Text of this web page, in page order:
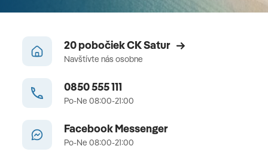
20 pobočiek CK Satur
Navštívte nás osobne
0850 555 111
Po-Ne 08:00-21:00
Facebook Messenger
Po-Ne 08:00-21:00